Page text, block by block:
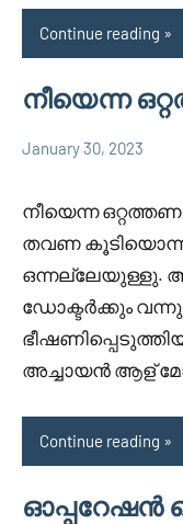
Continue reading
നീയെന്ന
Uncategorized
January 30, 2023
നീയെന്ന
തവണ
ഒന്നല്ലേയുള്ളു.
ഡോക്ടർക്കും
അച്ചായൻ ആള്
Continue reading
ഓപ്പറേഷൻ